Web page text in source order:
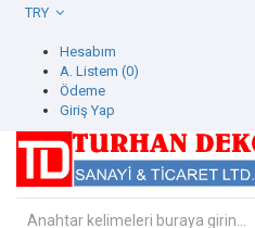
Hesabım
A. Listem (0)
Ödeme
Giriş Yap